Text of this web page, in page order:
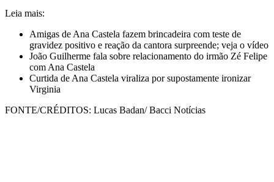
Leia mais:
Amigas de Ana Castela fazem brincadeira com teste de
gravidez positivo e reação da cantora surpreende; veja o vídeo
João Guilherme fala sobre relacionamento do irmão Zé Felipe
com Ana Castela
Curtida de Ana Castela viraliza por supostamente ironizar
Virginia
FONTE/CRÉDITOS: Lucas Badan/ Bacci Notícias